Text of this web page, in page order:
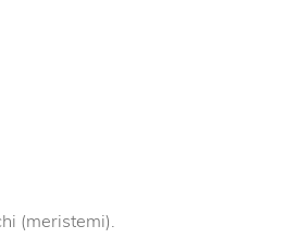
(meristemi).